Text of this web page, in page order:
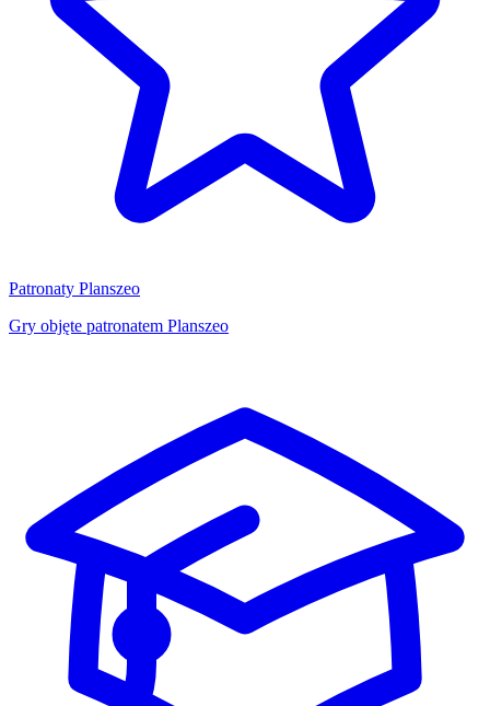
Patronaty Planszeo
Gry objęte patronatem Planszeo